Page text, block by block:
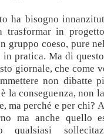
ha bisogno
trasformar in
gruppo coeso, pure
pratica. Ma di
giornale, che come
non dibatte
la conseguenza, non
ma perché e per chi?
ma anche quello
qualsiasi